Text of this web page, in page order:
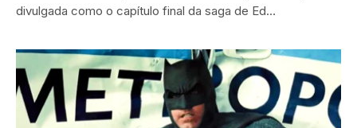
divulgada como o capítulo final da saga de Ed…